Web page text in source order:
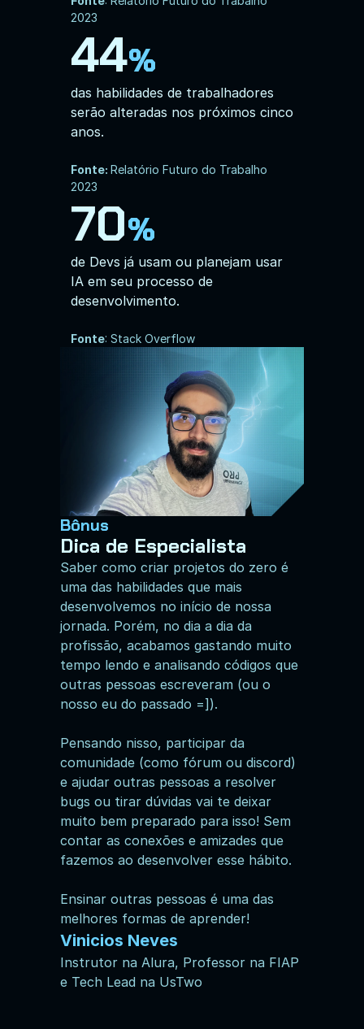
2023
44%
das habilidades de trabalhadores
serão alteradas nos próximos cinco
anos.
Fonte: Relatório Futuro do Trabalho
2023
70%
de Devs já usam ou planejam usar
IA em seu processo de
desenvolvimento.
Fonte: Stack Overflow
Bônus
Dica de Especialista
Saber como criar projetos do zero é
uma das habilidades que mais
desenvolvemos no início de nossa
jornada. Porém, no dia a dia da
profissão, acabamos gastando muito
tempo lendo e analisando códigos que
outras pessoas escreveram (ou o
nosso eu do passado =]).
Pensando nisso, participar da
comunidade (como fórum ou discord)
e ajudar outras pessoas a resolver
bugs ou tirar dúvidas vai te deixar
muito bem preparado para isso! Sem
contar as conexões e amizades que
fazemos ao desenvolver esse hábito.
Ensinar outras pessoas é uma das
melhores formas de aprender!
Vinicios Neves
Instrutor na Alura, Professor na FIAP
e Tech Lead na UsTwo